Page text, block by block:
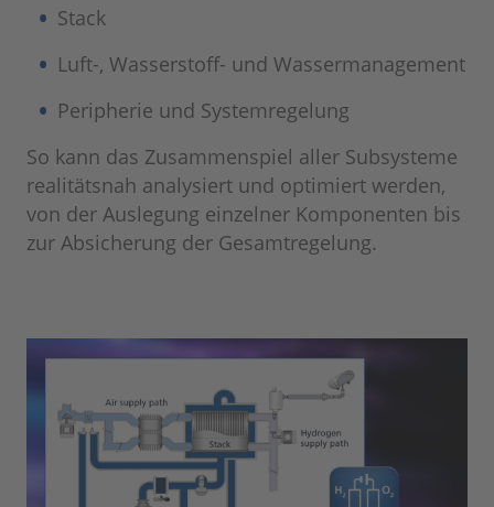
Stack
Luft-, Wasserstoff- und Wassermanagement
Peripherie und Systemregelung
So kann das Zusammenspiel aller Subsysteme
realitätsnah analysiert und optimiert werden,
von der Auslegung einzelner Komponenten bis
zur Absicherung der Gesamtregelung.